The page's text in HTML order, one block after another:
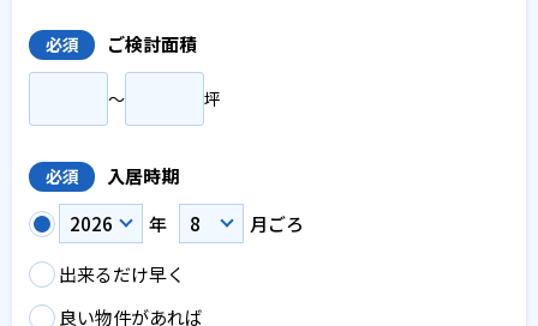
必須 ご検討面積
〜 坪
必須
入居時期
年
月ごろ
出来るだけ早く
良い物件があれば